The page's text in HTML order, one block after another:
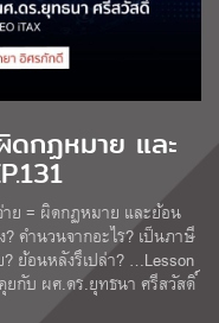
ดกฏหมาย และ
าย = ผิดกฏหมาย และย้อน
คำนวนจากอะไร? เป็นภาษี
ย้อนหลังรึเปล่า? …Lesson
ยกับ ผศ.ดร.ยุทธนา ศรีสวัสดิ์